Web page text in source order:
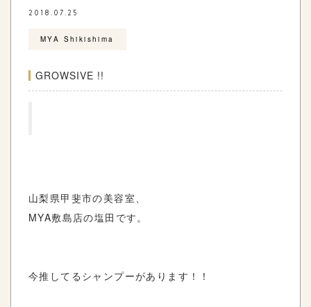
2018.07.25
MYA Shikishima
GROWSIVE !!
山梨県甲斐市の美容室、
MYA敷島店の塩田です。
今推してるシャンプーがあります！！